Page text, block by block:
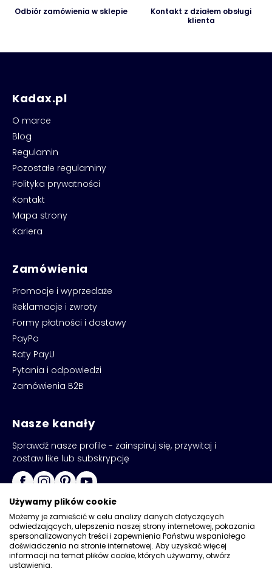
Odbiór zamówienia w sklepie
Kontakt z działem obsługi
klienta
Kadax.pl
O marce
Blog
Regulamin
Pozostałe regulaminy
Polityka prywatności
Kontakt
Mapa strony
Kariera
Zamówienia
Promocje i wyprzedaże
Reklamacje i zwroty
Formy płatności i dostawy
PayPo
Raty PayU
Pytania i odpowiedzi
Zamówienia B2B
Nasze kanały
Sprawdź nasze profile - zainspiruj się, przywitaj i
zostaw like lub subskrypcję
Używamy plików cookie
Możemy je zamieścić w celu analizy danych dotyczących
odwiedzających, ulepszenia naszej strony internetowej, pokazania
spersonalizowanych treści i zapewnienia Państwu wspaniałego
doświadczenia na stronie internetowej. Aby uzyskać więcej
informacji na temat plików cookie, których używamy, otwórz
ustawienia.